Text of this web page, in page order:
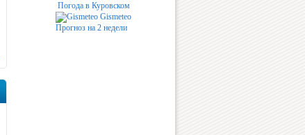
Погода в Куровском
Gismeteo
Прогноз на 2 недели